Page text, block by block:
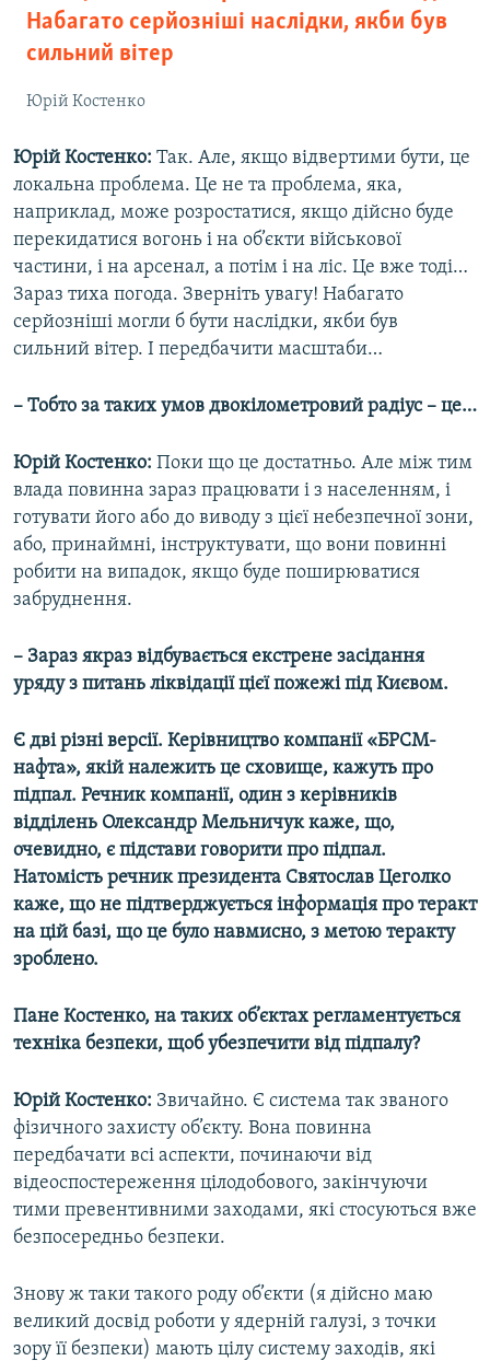
Набагато серйозніші наслідки, якби був
сильний вітер
Юрій Костенко
Юрій Костенко: Так. Але, якщо відвертими бути, це
локальна проблема. Це не та проблема, яка,
наприклад, може розростатися, якщо дійсно буде
перекидатися вогонь і на об’єкти військової
частини, і на арсенал, а потім і на ліс. Це вже тоді…
Зараз тиха погода. Зверніть увагу! Набагато
серйозніші могли б бути наслідки, якби був
сильний вітер. І передбачити масштаби…
– Тобто за таких умов двокілометровий радіус – це…
Юрій Костенко: Поки що це достатньо. Але між тим
влада повинна зараз працювати і з населенням, і
готувати його або до виводу з цієї небезпечної зони,
або, принаймні, інструктувати, що вони повинні
робити на випадок, якщо буде поширюватися
забруднення.
– Зараз якраз відбувається екстрене засідання
уряду з питань ліквідації цієї пожежі під Києвом.
Є дві різні версії. Керівництво компанії «БРСМ-
нафта», якій належить це сховище, кажуть про
підпал. Речник компанії, один з керівників
відділень Олександр Мельничук каже, що,
очевидно, є підстави говорити про підпал.
Натомість речник президента Святослав Цеголко
каже, що не підтверджується інформація про теракт
на цій базі, що це було навмисно, з метою теракту
зроблено.
Пане Костенко, на таких об’єктах регламентується
техніка безпеки, щоб убезпечити від підпалу?
Юрій Костенко: Звичайно. Є система так званого
фізичного захисту об’єкту. Вона повинна
передбачати всі аспекти, починаючи від
відеоспостереження цілодобового, закінчуючи
тими превентивними заходами, які стосуються вже
безпосередньо безпеки.
Знову ж таки такого роду об’єкти (я дійсно маю
великий досвід роботи у ядерній галузі, з точки
зору її безпеки) мають цілу систему заходів, які